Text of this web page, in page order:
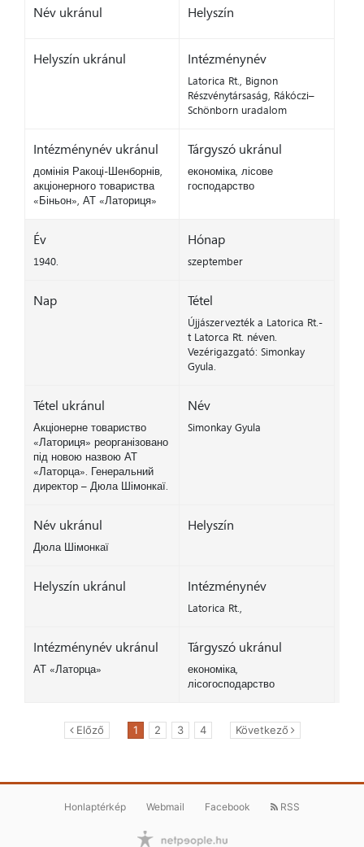
Név ukránul Helyszín
Helyszín ukránul Intézménynév
Latorica Rt., Bignon
Részvénytársaság, Rákóczi–
Schönborn uradalom
Intézménynév ukránul
домінія Ракоці-Шенборнів,
акціонерного товариства
«Біньон», АТ «Латориця»
Tárgyszó ukránul
економіка, лісове
господарство
Év
1940.
Hónap
szeptember
Nap Tétel
Újjászervezték a Latorica Rt.-
t Latorca Rt. néven.
Vezérigazgató: Simonkay
Gyula.
Tétel ukránul
Акціонерне товариство
«Латориця» реорганізовано
під новою назвою АТ
«Латорца». Генеральний
директор – Дюла Шімонкаї.
Név
Simonkay Gyula
Név ukránul
Дюла Шімонкаї
Helyszín
Helyszín ukránul Intézménynév
Latorica Rt.,
Intézménynév ukránul
АТ «Латорца»
Tárgyszó ukránul
економіка,
лісогосподарство
Előző 1 2 3 4 Következő
Honlaptérkép Webmail Facebook RSS